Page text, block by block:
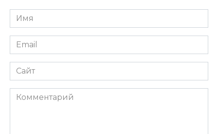
Имя
*
Email
*
Сайт
Комментарий